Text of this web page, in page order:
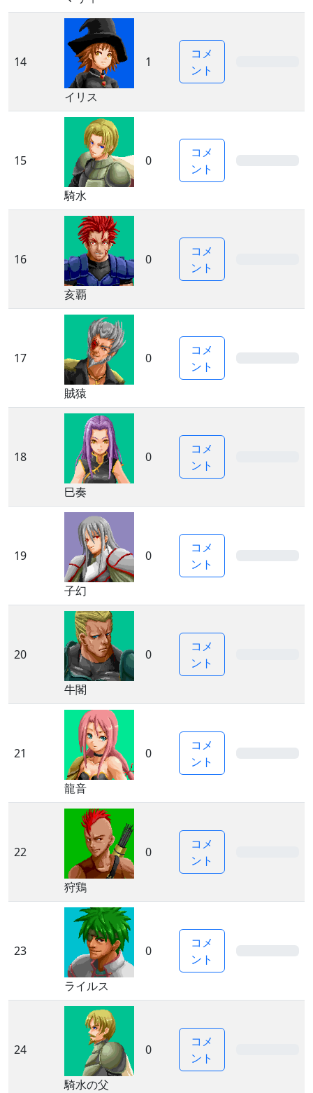
14
イリス
1
コメ
ント
15
騎水
0
コメ
ント
16
亥覇
0
コメ
ント
17
賊猿
0
コメ
ント
18
巳奏
0
コメ
ント
19
子幻
0
コメ
ント
20
牛閣
0
コメ
ント
21
龍音
0
コメ
ント
22
狩鶏
0
コメ
ント
23
ライルス
0
コメ
ント
24
騎水の父
0
コメ
ント